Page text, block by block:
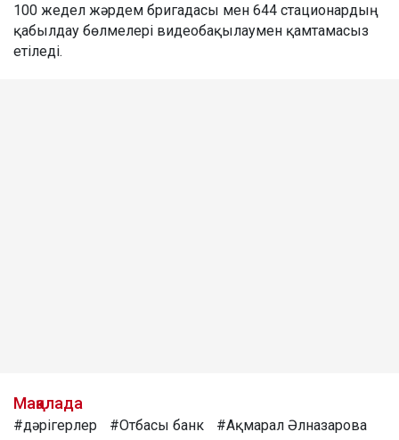
100 жедел жәрдем бригадасы мен 644 стационардың
қабылдау бөлмелері видеобақылаумен қамтамасыз
етіледі.
Мақалада
#дәрігерлер #Отбасы банк #Ақмарал Әлназарова